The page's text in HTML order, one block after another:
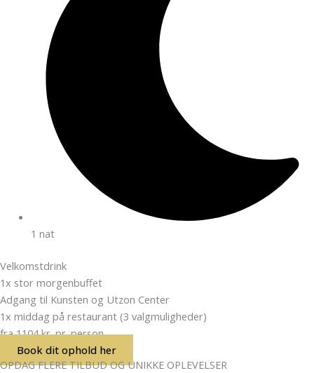
1 nat
Velkomstdrink
1x stor morgenbuffet
Adgang til Kunsten og Utzon Center
1x middag på restaurant (3 valgmuligheder)
fra 1104 kr. pr. person
Book dit ophold her
OPDAG FLERE TILBUD OG UNIKKE OPLEVELSER